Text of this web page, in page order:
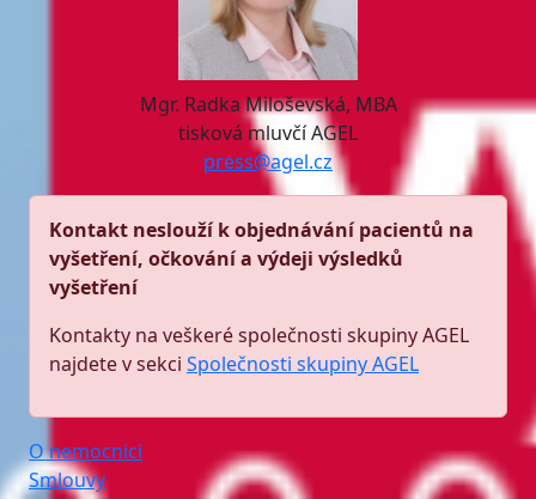
Mgr. Radka Miloševská, MBA
tisková mluvčí AGEL
press@agel.cz
Kontakt neslouží k objednávání pacientů na
vyšetření, očkování a výdeji výsledků
vyšetření
Kontakty na veškeré společnosti skupiny AGEL
najdete v sekci Společnosti skupiny AGEL
O nemocnici
Smlouvy